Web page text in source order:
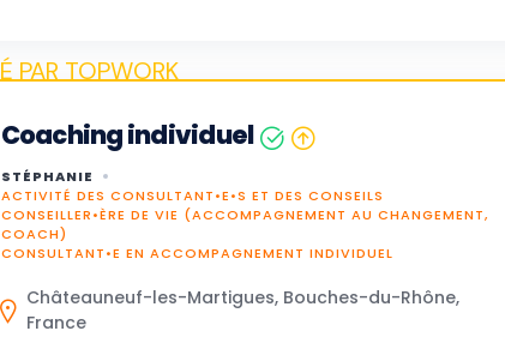
Coaching individuel
STÉPHANIE
ACTIVITÉ DES CONSULTANT•E•S ET DES CONSEILS
CONSEILLER•ÈRE DE VIE (ACCOMPAGNEMENT AU CHANGEMENT,
COACH)
CONSULTANT•E EN ACCOMPAGNEMENT INDIVIDUEL
Châteauneuf-les-Martigues, Bouches-du-Rhône,
France